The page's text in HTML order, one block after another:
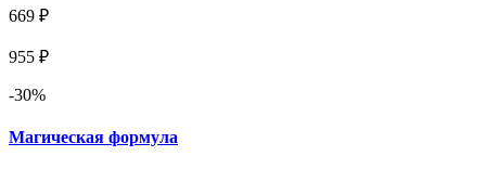
669 ₽
955 ₽
-30%
Магическая формула